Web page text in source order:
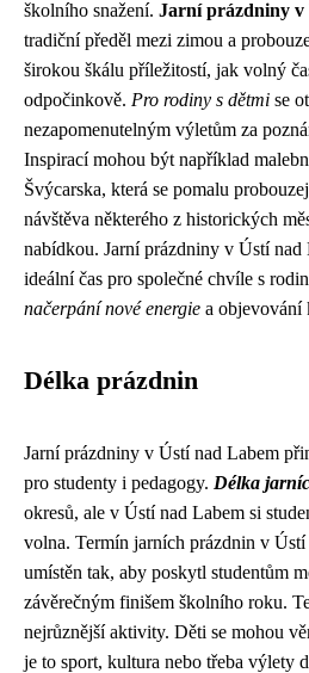
školního snažení. Jarní prázdniny v
tradiční předěl mezi zimou a
širokou škálu příležitostí, jak volný
odpočinkově. Pro rodiny s dětmi se
nezapomenutelným výletům za
Inspirací mohou být například
Švýcarska, která se pomalu
návštěva některého z historických
nabídkou. Jarní prázdniny v Ústí nad
ideální čas pro společné chvíle s
načerpání nové energie a objevování
Délka prázdnin
Jarní prázdniny v Ústí nad Labem
pro studenty i pedagogy. Délka
okresů, ale v Ústí nad Labem si
volna. Termín jarních prázdnin v
umístěn tak, aby poskytl studentům
závěrečným finišem školního roku.
nejrůznější aktivity. Děti se mohou
je to sport, kultura nebo třeba výlety